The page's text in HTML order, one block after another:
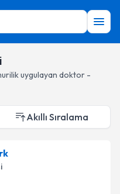
uygulayan doktor -
Akıllı Sıralama